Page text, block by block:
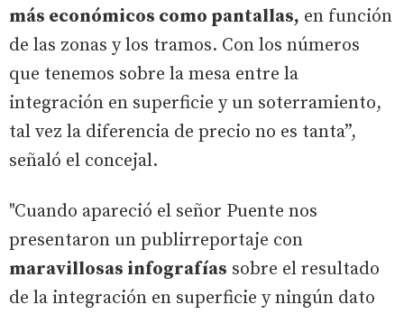
más económicos como pantallas, en función
de las zonas y los tramos. Con los números
que tenemos sobre la mesa entre la
integración en superficie y un soterramiento,
tal vez la diferencia de precio no es tanta”,
señaló el concejal.
"Cuando apareció el señor Puente nos
presentaron un publirreportaje con
maravillosas infografías sobre el resultado
de la integración en superficie y ningún dato